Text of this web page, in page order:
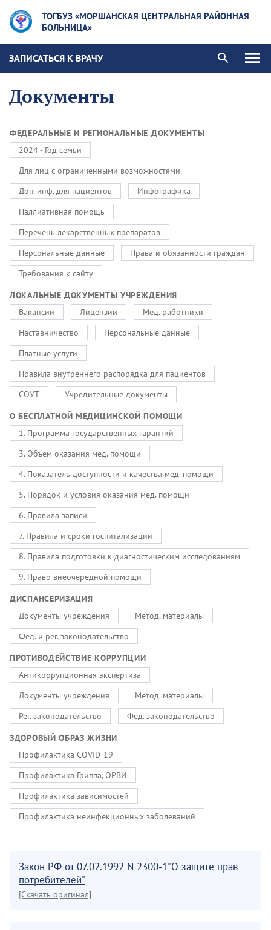
ТОГБУЗ «МОРШАНСКАЯ ЦЕНТРАЛЬНАЯ РАЙОННАЯ
БОЛЬНИЦА»
ЗАПИСАТЬСЯ К ВРАЧУ
Документы
ФЕДЕРАЛЬНЫЕ И РЕГИОНАЛЬНЫЕ ДОКУМЕНТЫ
2024 - Год семьи
Для лиц с ограниченными возможностями
Доп. инф. для пациентов
Инфографика
Паллиативная помощь
Перечень лекарственных препаратов
Персональные данные
Права и обязанности граждан
Требования к сайту
ЛОКАЛЬНЫЕ ДОКУМЕНТЫ УЧРЕЖДЕНИЯ
Вакансии
Лицензии
Мед. работники
Наставничество
Персональные данные
Платные услуги
Правила внутреннего распорядка для пациентов
СОУТ
Учредительные документы
О БЕСПЛАТНОЙ МЕДИЦИНСКОЙ ПОМОЩИ
1. Программа государственных гарантий
3. Объем оказания мед. помощи
4. Показатель доступности и качества мед. помощи
5. Порядок и условия оказания мед. помощи
6. Правила записи
7. Правила и сроки госпитализации
8. Правила подготовки к диагностическим исследованиям
9. Право внеочередной помощи
ДИСПАНСЕРИЗАЦИЯ
Документы учреждения
Метод. материалы
Фед. и рег. законодательство
ПРОТИВОДЕЙСТВИЕ КОРРУПЦИИ
Антикоррупционная экспертиза
Документы учреждения
Метод. материалы
Рег. законодательство
Фед. законодательство
ЗДОРОВЫЙ ОБРАЗ ЖИЗНИ
Профилактика COVID-19
Профилактика Гриппа, ОРВИ
Профилактика зависимостей
Профилактика неинфекционных заболеваний
Закон РФ от 07.02.1992 N 2300-1"О защите прав
потребителей"
[Скачать оригинал]